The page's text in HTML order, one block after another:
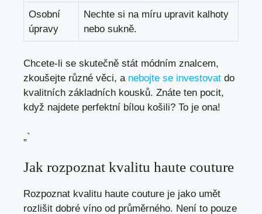
Osobní
úpravy
Nechte si na míru upravit kalhoty
nebo sukně.
Chcete-li se skutečně stát módním znalcem,
zkoušejte různé věci, a nebojte se investovat do
kvalitních základních kousků. Znáte ten pocit,
když najdete perfektní bílou košili? To je ona!
„`
Jak rozpoznat kvalitu haute couture
Rozpoznat kvalitu haute couture je jako umět
rozlišit dobré víno od průměrného. Není to pouze